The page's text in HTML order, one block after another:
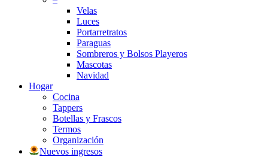
Velas
Luces
Portarretratos
Paraguas
Sombreros y Bolsos Playeros
Mascotas
Navidad
Hogar
Cocina
Tappers
Botellas y Frascos
Termos
Organización
Nuevos ingresos